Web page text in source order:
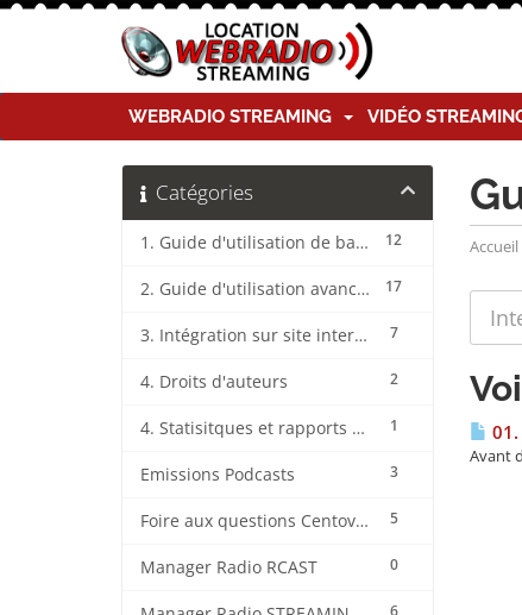
WEBRADIO STREAMING VIDÉO
Accueil
Catégories
12
1. Guide d'utilisation de base CentovaCast
17
2. Guide d'utilisation avancée CentovaCast
7
3. Intégration sur site internet CentovaCast
2
4. Droits d'auteurs
1
4. Statisitques et rapports CentovaCast
3
Emissions Podcasts
5
Foire aux questions CentovaCast
0
Manager Radio RCAST
6
01.
Avant